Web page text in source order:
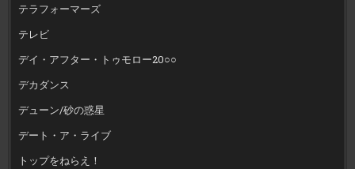
テラフォーマーズ
テレビ
デイ・アフター・トゥモロー20○○
デカダンス
デューン/砂の惑星
デート・ア・ライブ
トップをねらえ！